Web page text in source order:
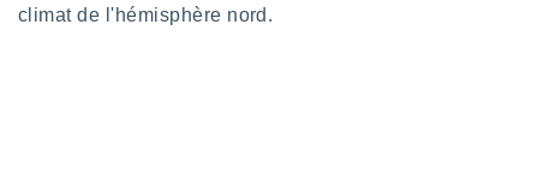
climat de l'hémisphère nord.